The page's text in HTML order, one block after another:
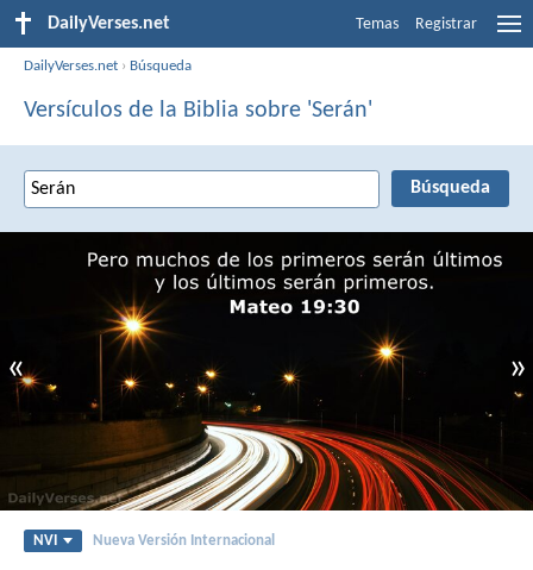
DailyVerses.net Temas Registrar
DailyVerses.net › Búsqueda
Versículos de la Biblia sobre 'Serán'
« »
NVI Nueva Versión Internacional